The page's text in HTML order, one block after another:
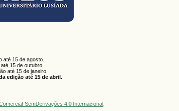
até 15 de agosto.
15 de outubro.
até 15 de janeiro.
edição até 15 de abril.
SemDerivações 4.0 Internacional